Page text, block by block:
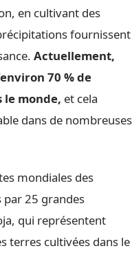
en cultivant des
fournissent
Actuellement,
70 % de
le monde, et cela
dans de nombreuses
mondiales des
par 25 grandes
qui représentent
terres cultivées dans le